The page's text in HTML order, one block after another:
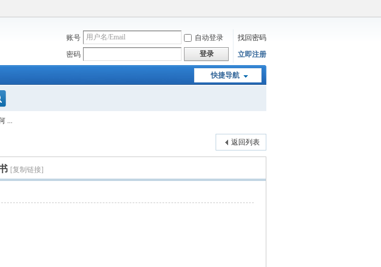
账号 自动登录
找回密码
密码
登录 立即注册
快捷导航
搜 ...
返回列表
[复制链接]